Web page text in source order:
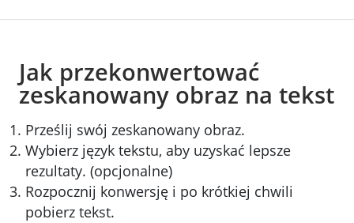
Jak przekonwertować
zeskanowany obraz na tekst
Prześlij swój zeskanowany obraz.
Wybierz język tekstu, aby uzyskać lepsze
rezultaty. (opcjonalne)
Rozpocznij konwersję i po krótkiej chwili
pobierz tekst.